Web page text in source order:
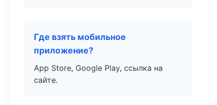
Где взять мобильное
приложение?
App Store, Google Play, ссылка на
сайте.